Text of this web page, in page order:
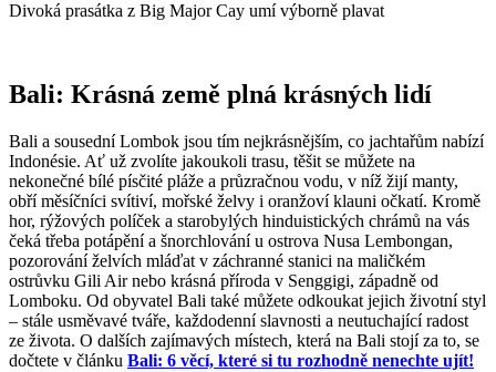
Divoká prasátka z Big Major Cay umí výborně plavat
Bali: Krásná země plná krásných lidí
Bali a sousední Lombok jsou tím nejkrásnějším, co jachtařům nabízí
Indonésie. Ať už zvolíte jakoukoli trasu, těšit se můžete na
nekonečné bílé písčité pláže a průzračnou vodu, v níž žijí manty,
obří měsíčníci svítiví, mořské želvy i oranžoví klauni očkatí. Kromě
hor, rýžových políček a starobylých hinduistických chrámů na vás
čeká třeba potápění a šnorchlování u ostrova Nusa Lembongan,
pozorování želvích mláďat v záchranné stanici na maličkém
ostrůvku Gili Air nebo krásná příroda v Senggigi, západně od
Lomboku. Od obyvatel Bali také můžete odkoukat jejich životní styl
– stále usměvavé tváře, každodenní slavnosti a neutuchající radost
ze života. O dalších zajímavých místech, která na Bali stojí za to, se
dočtete v článku Bali: 6 věcí, které si tu rozhodně nenechte ujít!